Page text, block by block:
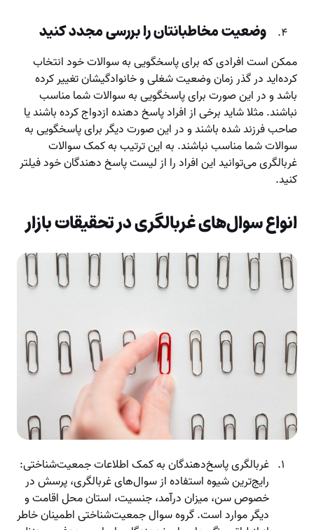
وضعیت مخاطبانتان را بررسی مجدد کنید
ممکن است افرادی که برای پاسخگویی به سوالات خود انتخاب
کرده‌اید در گذر زمان وضعیت شغلی و خانوادگیشان تغییر کرده
باشد و در این صورت برای پاسخگویی به سوالات شما مناسب
نباشند. مثلا شاید برخی از افراد پاسخ دهنده ازدواج کرده باشند یا
صاحب فرزند شده باشند و در این صورت دیگر برای پاسخگویی به
سوالات شما مناسب نباشند. به این ترتیب به کمک سوالات
غربالگری می‌توانید این افراد را از لیست پاسخ دهندگان خود فیلتر
کنید.
انواع سوال‌های غربالگری در تحقیقات بازار
غربالگری پاسخ‌دهندگان به کمک اطلاعات جمعیت‌شناختی:
رایج‌ترین شیوه استفاده از سوال‌های غربالگری، پرسش در
خصوص سن، میزان درآمد، جنسیت، استان محل اقامت و
دیگر موارد است. گروه سوال جمعیت‌شناختی اطمینان خاطر